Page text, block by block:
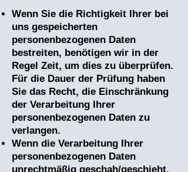
Wenn Sie die Richtigkeit Ihrer bei
uns gespeicherten
personenbezogenen Daten
bestreiten, benötigen wir in der
Regel Zeit, um dies zu überprüfen.
Für die Dauer der Prüfung haben
Sie das Recht, die Einschränkung
der Verarbeitung Ihrer
personenbezogenen Daten zu
verlangen.
Wenn die Verarbeitung Ihrer
personenbezogenen Daten
unrechtmäßig geschah/geschieht,